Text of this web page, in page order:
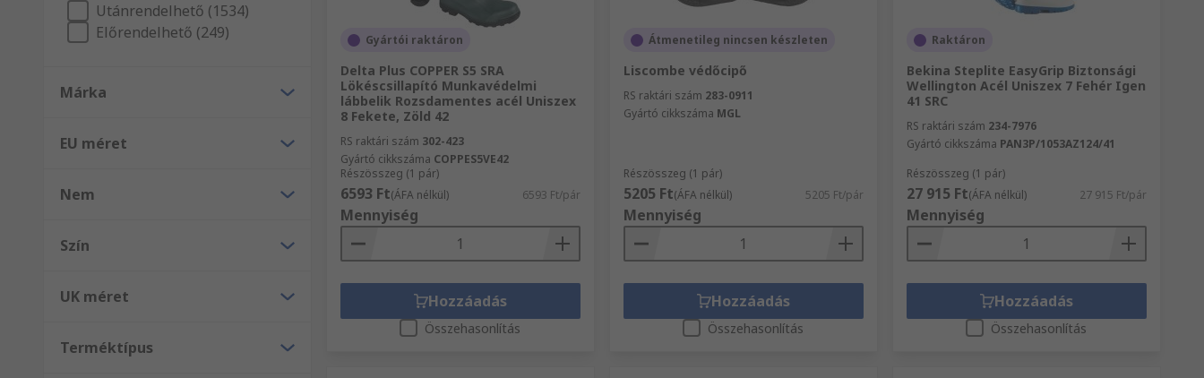
Utánrendelhető (1534)
Előrendelhető (249)
Márka
EU méret
Nem
Szín
UK méret
Terméktípus
Gyártói raktáron
Delta Plus COPPER S5 SRA
Lökéscsillapító Munkavédelmi
lábbelik Rozsdamentes acél Uniszex
8 Fekete, Zöld 42
RS raktári szám 302-423
Gyártó cikkszáma COPPES5VE42
Részösszeg (1 pár)
6593 Ft(ÁFA nélkül) 6593 Ft/pár
Mennyiség
Hozzáadás
Összehasonlítás
Átmenetileg nincsen készleten
Liscombe védőcipő
RS raktári szám 283-0911
Gyártó cikkszáma MGL
Részösszeg (1 pár)
5205 Ft(ÁFA nélkül) 5205 Ft/pár
Mennyiség
Hozzáadás
Összehasonlítás
Raktáron
Bekina Steplite EasyGrip Biztonsági
Wellington Acél Uniszex 7 Fehér Igen
41 SRC
RS raktári szám 234-7976
Gyártó cikkszáma PAN3P/1053AZ124/41
Részösszeg (1 pár)
27 915 Ft(ÁFA nélkül) 27 915 Ft/pár
Mennyiség
Hozzáadás
Összehasonlítás